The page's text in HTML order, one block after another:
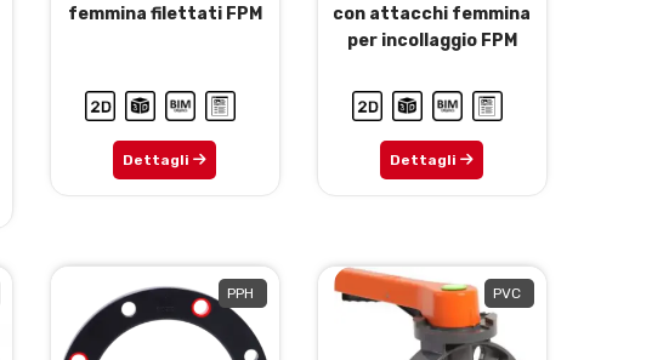
femmina filettati FPM
Dettagli
con attacchi femmina
per incollaggio FPM
Dettagli
PPH PVC